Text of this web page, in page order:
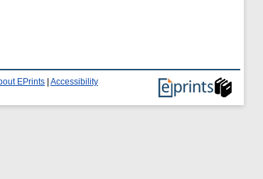
EPrints Accessibility